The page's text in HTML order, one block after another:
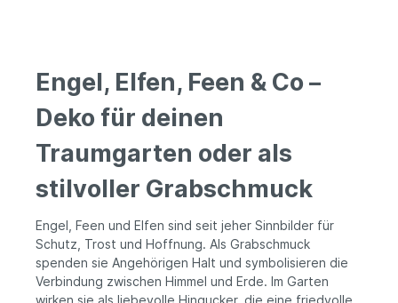
Engel, Elfen, Feen & Co –
Deko für deinen
Traumgarten oder als
stilvoller Grabschmuck
Engel, Feen und Elfen sind seit jeher Sinnbilder für
Schutz, Trost und Hoffnung. Als Grabschmuck
spenden sie Angehörigen Halt und symbolisieren die
Verbindung zwischen Himmel und Erde. Im Garten